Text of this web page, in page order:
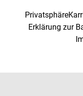
Privatsphäre
Erklärung zur